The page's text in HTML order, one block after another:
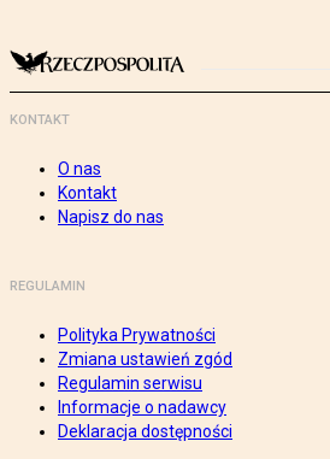
KONTAKT
O nas
Kontakt
Napisz do nas
REGULAMIN
Polityka Prywatności
Zmiana ustawień zgód
Regulamin serwisu
Informacje o nadawcy
Deklaracja dostępności